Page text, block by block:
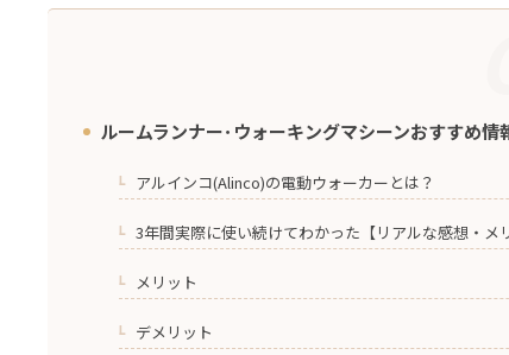
1.
ルームランナー･ウォーキングマシーンおすすめ情
1-1.アルインコ(Alinco)の電動ウォーカーとは？
1-2.3年間実際に使い続けてわかった【リアルな感想・メ
1-2-1.
メリット
1-2-2.
デメリット